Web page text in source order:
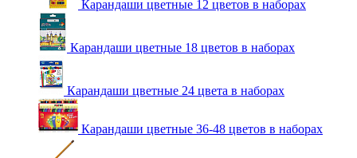
Карандаши цветные 12 цветов в наборах
Карандаши цветные 18 цветов в наборах
Карандаши цветные 24 цвета в наборах
Карандаши цветные 36-48 цветов в наборах